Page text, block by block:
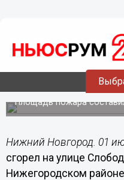
01.07.201510:32
Жилой дом
Подновье в
Площадь пожара
Нижний Новгород. 01
сгорел на улице
Нижегородском